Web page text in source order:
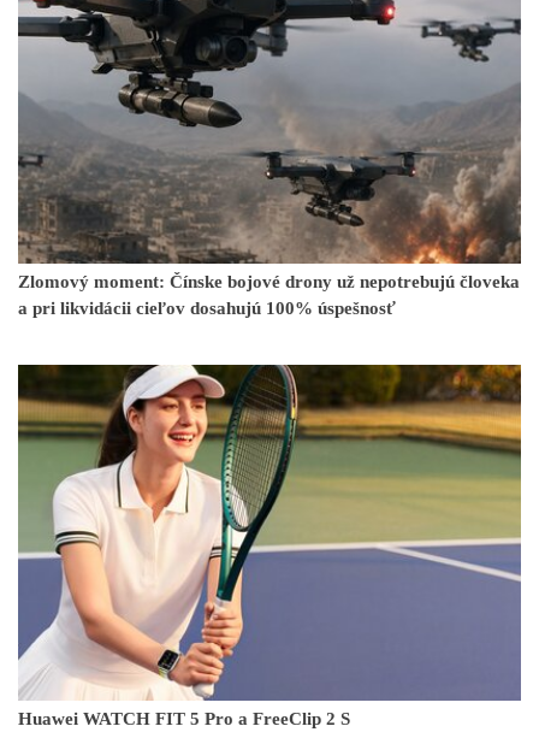
Zlomový moment: Čínske bojové drony už nepotrebujú človeka
a pri likvidácii cieľov dosahujú 100% úspešnosť
Huawei WATCH FIT 5 Pro a FreeClip 2 S